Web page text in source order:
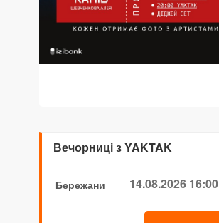
Вечорниці з YAKTAK
Бережани 14.08.2026 16:00